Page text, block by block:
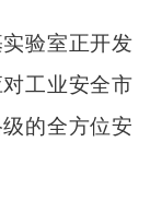
验室正开发
工业安全市
的全方位安